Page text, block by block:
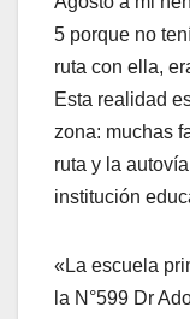
5 porque no
ruta con ella,
Esta realidad
zona: muchas
ruta y la
institución
«La escuela
la N°599 Dr